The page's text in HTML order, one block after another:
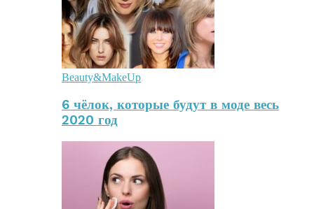
Beauty&MakeUp
6 чёлок, которые будут в моде весь
2020 год